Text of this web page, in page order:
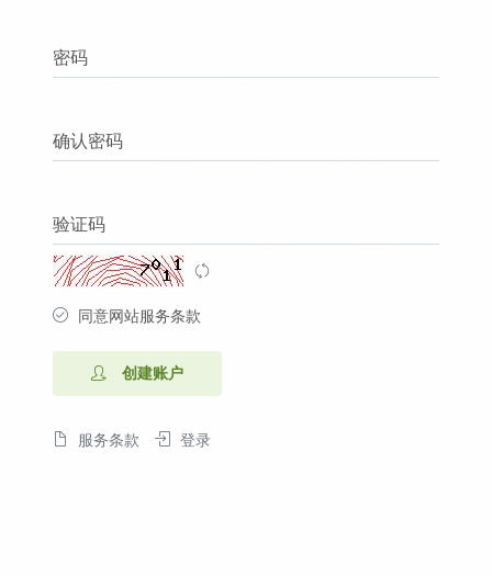
密码
确认密码
验证码
同意网站服务条款
创建账户
服务条款 登录